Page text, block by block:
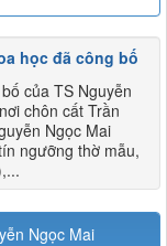
học đã công bố
của TS Nguyễn
chôn cất Trần
Ngọc Mai
ngưỡng thờ mẫu,
Ngọc Mai